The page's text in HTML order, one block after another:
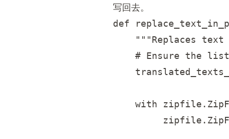
写回去。
def
"""Replaces text
# Ensure the
with